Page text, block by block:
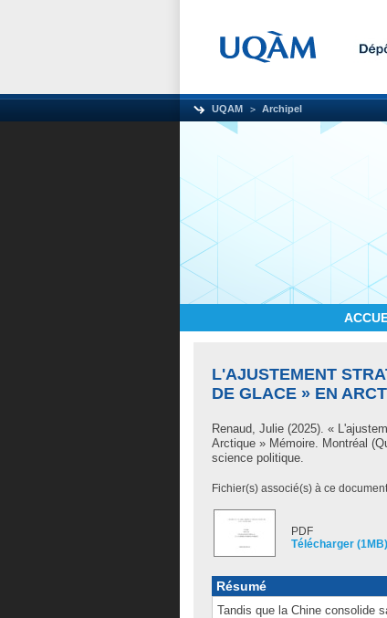
UQAM Archipel
L'AJUSTEMENT
DE GLACE » EN
Renaud, Julie (2025). «
Arctique » Mémoire. Montréal
science politique.
Fichier(s) associé(s) à ce
PDF
Télécharger (1MB)
Résumé
Tandis que la Chine consolide